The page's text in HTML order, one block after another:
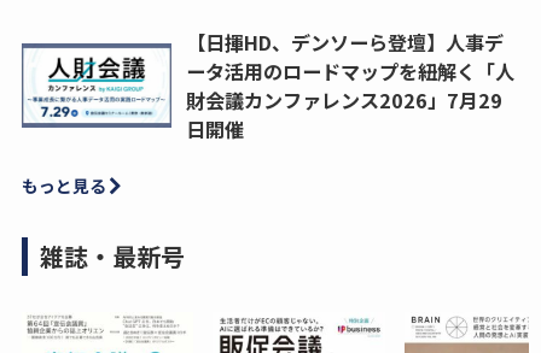
【日揮HD、デンソーら登壇】人事デ
ータ活用のロードマップを紐解く「人
財会議カンファレンス2026」7月29
日開催
もっと見る
雑誌・最新号